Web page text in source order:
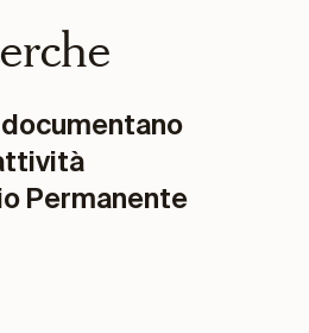
Permanente